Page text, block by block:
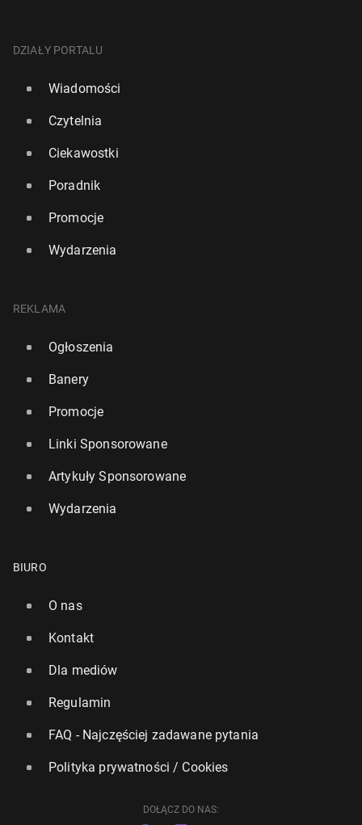
DZIAŁY PORTALU
Wiadomości
Czytelnia
Ciekawostki
Poradnik
Promocje
Wydarzenia
REKLAMA
Ogłoszenia
Banery
Promocje
Linki Sponsorowane
Artykuły Sponsorowane
Wydarzenia
BIURO
O nas
Kontakt
Dla mediów
Regulamin
FAQ - Najczęściej zadawane pytania
Polityka prywatności / Cookies
DOŁĄCZ DO NAS: